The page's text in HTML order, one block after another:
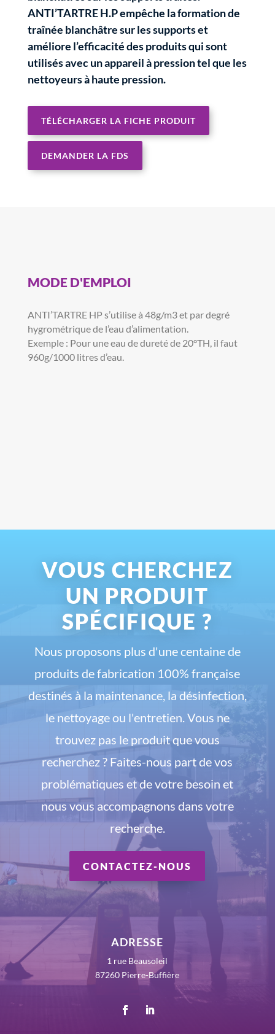
ANTI’TARTRE H.P empêche la formation de
traînée blanchâtre sur les supports et
améliore l’efficacité des produits qui sont
utilisés avec un appareil à pression tel que les
nettoyeurs à haute pression.
TÉLÉCHARGER LA FICHE PRODUIT
DEMANDER LA FDS
MODE D'EMPLOI
ANTI’TARTRE HP s’utilise à 48g/m3 et par degré
hygrométrique de l’eau d’alimentation.
Exemple : Pour une eau de dureté de 20°TH, il faut
960g/1000 litres d’eau.
VOUS CHERCHEZ
UN PRODUIT
SPÉCIFIQUE ?
Nous proposons plus d'une centaine de
produits de fabrication 100% française
destinés à la maintenance, la désinfection,
le nettoyage ou l'entretien. Vous ne
trouvez pas le produit que vous
recherchez ? Faites-nous part de vos
problématiques et de votre besoin et
nous vous accompagnons dans votre
recherche.
CONTACTEZ-NOUS
ADRESSE
1 rue Beausoleil
87260 Pierre-Buffière